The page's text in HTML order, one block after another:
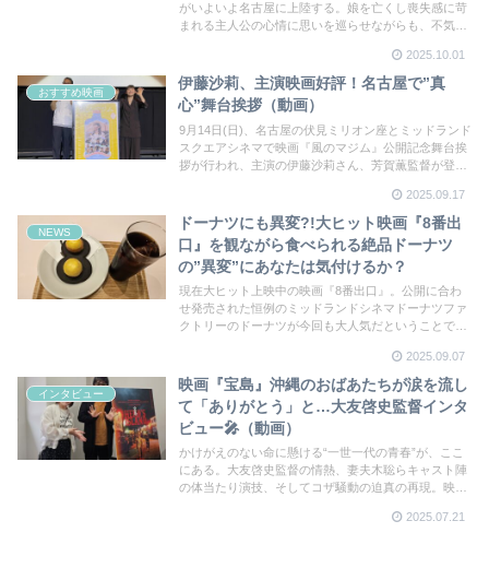
がいよいよ名古屋に上陸する。娘を亡くし喪失感に苛
まれる主人公の心情に思いを巡らせながらも、不気味
監督にインタビューさせてもらいました。2025.10.01
おすすめ映画
伊藤沙莉、主演映画好評！名古屋で”真
心”舞台挨拶（動画）
9月14日(日)、名古屋の伏見ミリオン座とミッドランド
スクエアシネマで映画『風のマジム』公開記念舞台挨
拶が行われ、主演の伊藤沙莉さん、芳賀薫監督が登
2025.09.17
NEWS
ドーナツにも異変?!大ヒット映画『8番出
口』を観ながら食べられる絶品ドーナツ
の”異変”にあなたは気付けるか？
現在大ヒット上映中の映画『8番出口』。公開に合わ
せ発売された恒例のミッドランドシネマドーナツファ
クトリーのドーナツが今回も大人気だということで取
2025.09.07
インタビュー
映画『宝島』沖縄のおばあたちが涙を流し
て「ありがとう」と…大友啓史監督インタ
ビュー🎤（動画）
かけがえのない命に懸ける“一世一代の青春”が、ここ
にある。大友啓史監督の情熱、妻夫木聡らキャスト陣
の体当たり演技、そしてコザ騒動の迫真の再現。映画
立たせ、涙と怒りと祈りを呼び起こす。圧巻の映画体
2025.07.21